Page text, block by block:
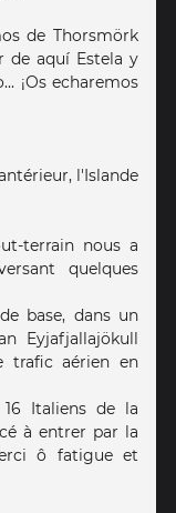
de Thorsmörk
de aquí Estela y
¡Os echaremos
l'Islande
terrain nous a
quelques
base, dans un
Eyjafjallajökull
trafic aérien en
Italiens de la
à entrer par la
ô fatigue et